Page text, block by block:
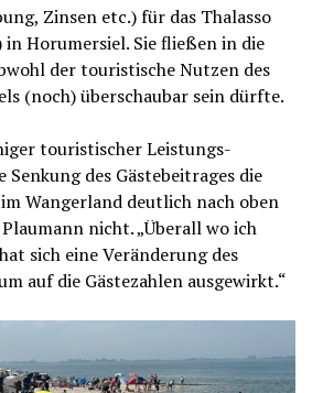
Zinsen etc.) für das Thalasso
in Horumersiel. Sie fließen in die
der touristische Nutzen des
(noch) überschaubar sein dürfte.
touristischer Leistungs-
Senkung des Gästebeitrages die
Wangerland deutlich nach oben
nicht. „Überall wo ich
sich eine Veränderung des
auf die Gästezahlen ausgewirkt.“